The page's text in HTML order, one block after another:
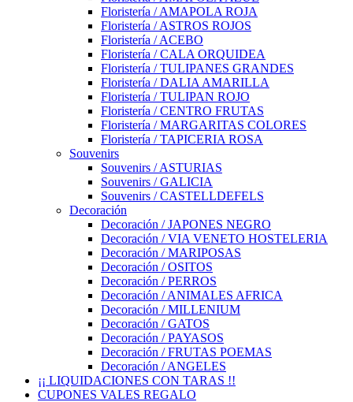
Floristería / AMAPOLA ROJA
Floristería / ASTROS ROJOS
Floristería / ACEBO
Floristería / CALA ORQUIDEA
Floristería / TULIPANES GRANDES
Floristería / DALIA AMARILLA
Floristería / TULIPAN ROJO
Floristería / CENTRO FRUTAS
Floristería / MARGARITAS COLORES
Floristería / TAPICERIA ROSA
Souvenirs
Souvenirs / ASTURIAS
Souvenirs / GALICIA
Souvenirs / CASTELLDEFELS
Decoración
Decoración / JAPONES NEGRO
Decoración / VIA VENETO HOSTELERIA
Decoración / MARIPOSAS
Decoración / OSITOS
Decoración / PERROS
Decoración / ANIMALES AFRICA
Decoración / MILLENIUM
Decoración / GATOS
Decoración / PAYASOS
Decoración / FRUTAS POEMAS
Decoración / ANGELES
¡¡ LIQUIDACIONES CON TARAS !!
CUPONES VALES REGALO